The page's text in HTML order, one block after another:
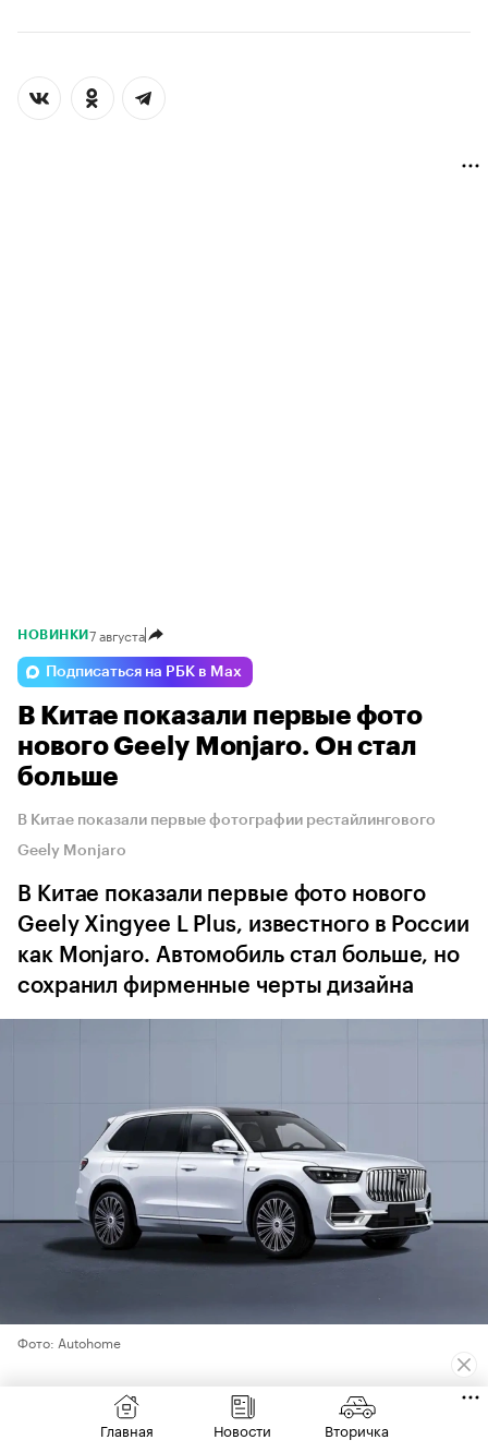
НОВИНКИ 7 августа
Подписаться на РБК в Max
В Китае показали первые фото
нового Geely Monjaro. Он стал
больше
В Китае показали первые фотографии рестайлингового
Geely Monjaro
В Китае показали первые фото нового
Geely Xingyee L Plus, известного в России
как Monjaro. Автомобиль стал больше, но
сохранил фирменные черты дизайна
Фото: Autohome
Министерство промышленности и
информатизации КНР опубликовало первые
Главная Новости Вторичка